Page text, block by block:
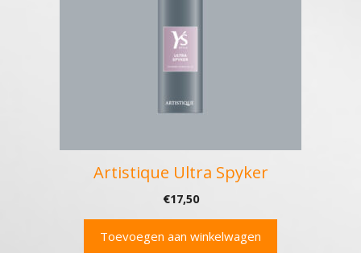
Artistique Ultra Spyker
€17,50
Toevoegen aan winkelwagen